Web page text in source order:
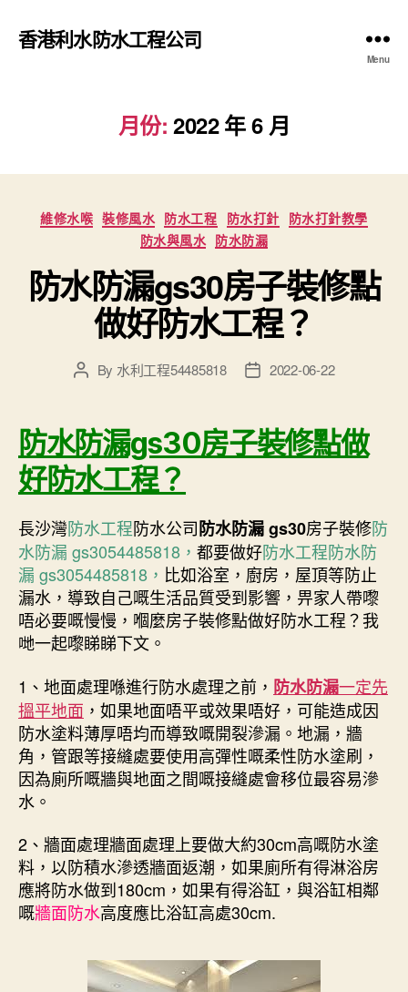
香港利水防水工程公司
Menu
月份: 2022 年 6 月
Categories
維修水喉 裝修風水 防水工程 防水打針 防水打針教學
防水與風水 防水防漏
防水防漏gs30房子裝修點
做好防水工程？
PostBy 水利工程54485818
Post2022-06-22
防水防漏gs30房子裝修點做
好防水工程？
長沙灣防水工程防水公司防水防漏 gs30房子裝修防
水防漏 gs3054485818， 都要做好防水工程防水防
漏 gs3054485818， 比如浴室，廚房，屋頂等防止
漏水，導致自己嘅生活品質受到影響，畀家人帶嚟
唔必要嘅慢慢，嗰麼房子裝修點做好防水工程？我
哋一起嚟睇睇下文。
1、地面處理喺進行防水處理之前， 防水防漏一定先
搵平地面 ，如果地面唔平或效果唔好，可能造成因
防水塗料薄厚唔均而導致嘅開裂滲漏。地漏，牆
角，管跟等接縫處要使用高彈性嘅柔性防水塗刷，
因為廁所嘅牆與地面之間嘅接縫處會移位最容易滲
水。
2、牆面處理牆面處理上要做大約30cm高嘅防水塗
料，以防積水滲透牆面返潮，如果廁所有得淋浴房
應將防水做到180cm，如果有得浴缸，與浴缸相鄰
嘅牆面防水高度應比浴缸高處30cm.